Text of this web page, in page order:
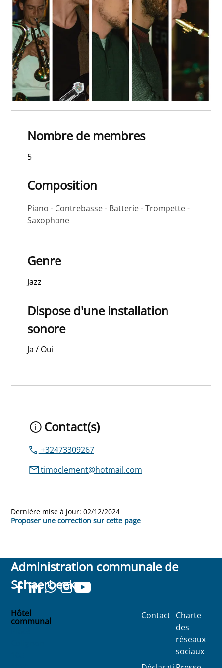
Nombre de membres
5
Composition
Piano - Contrebasse - Batterie - Trompette -
Saxophone
Genre
Jazz
Dispose d'une installation
sonore
Ja / Oui
Contact(s)
+32473309267
timoclement@hotmail.com
Dernière mise à jour:02/12/2024
Proposer une correction sur cette page
Administration communale de
Schaerbeek
Hôtel
communal
Contact Charte
des
réseaux
sociaux